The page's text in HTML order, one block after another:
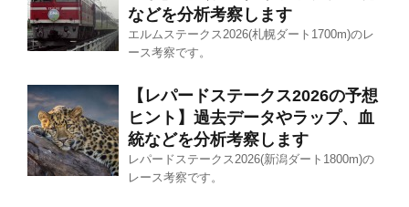
などを分析考察します
エルムステークス2026(札幌ダート1700m)のレ
ース考察です。
【レパードステークス2026の予想
ヒント】過去データやラップ、血
統などを分析考察します
レパードステークス2026(新潟ダート1800m)の
レース考察です。